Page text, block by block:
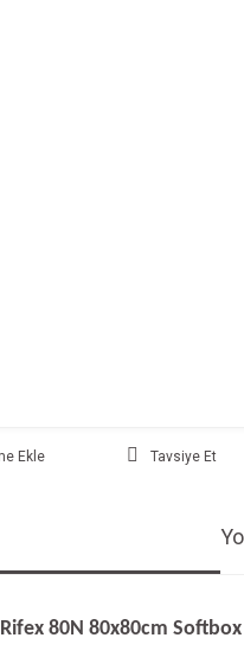
Tavsiye Et
80N 80x80cm Softbox